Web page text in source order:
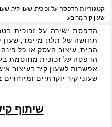
קטגוריות הדפסה על זכוכית,שעון קיר,
שעון קיר מרובע
תחושה של תלת מיימד, שעון
הבית, עיצוב העסק או כל
הדפסה על זכוכית מחוסמת בעובי של 6 מ"מ
אפשרות לשעון קיר בעיצוב
שעוני קיר יוקרתיים ומיוחדים
שיתוף